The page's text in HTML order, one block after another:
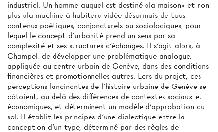
industriel. Un homme auquel est destiné «la maison» et non
plus «la machine à habiter» vidée désormais de tous
contenus poétiques, conjoncturels ou sociologiques, pour
lequel le concept d'urbanité prend un sens par sa
complexité et ses structures d’échanges. Il s'agit alors, à
Champel, de développer une problématique analogue,
appliquée au centre urbain de Genève, dans des conditions
financières et promotionnelles autres. Lors du projet, ces
perceptions lancinantes de l'histoire urbaine de Genève se
côtoient, au delà des différences de contextes sociaux et
économiques, et déterminent un modèle d'approbation du
sol. Il établit les principes d'une dialectique entre la
conception d'un type, déterminé par des règles de